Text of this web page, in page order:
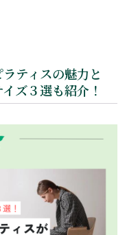
ティスの魅力と
ズ３選も紹介！